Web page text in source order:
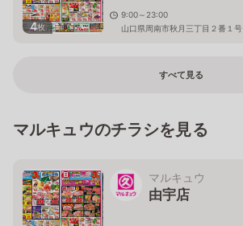
4枚
9:00～23:00
山口県周南市秋月三丁目２番１号
すべて見る
マルキュウのチラシを見る
マルキュウ
由宇店